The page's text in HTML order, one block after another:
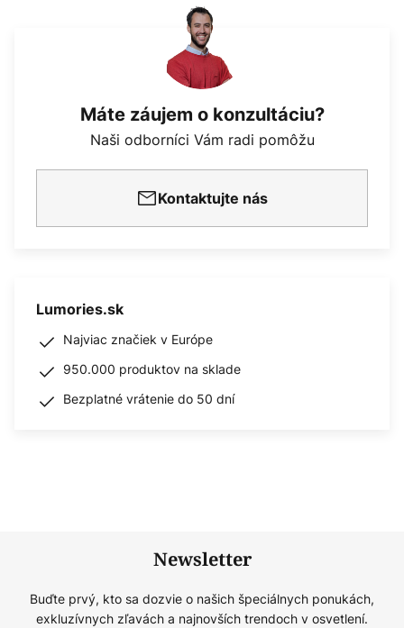
Máte záujem o konzultáciu?
Naši odborníci Vám radi pomôžu
Kontaktujte nás
Lumories.sk
Najviac značiek v Európe
950.000 produktov na sklade
Bezplatné vrátenie do 50 dní
Newsletter
Buďte prvý, kto sa dozvie o našich špeciálnych ponukách,
exkluzívnych zľavách a najnovších trendoch v osvetlení.